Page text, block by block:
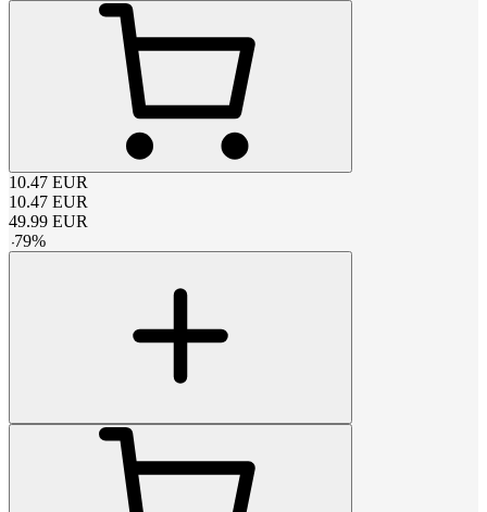
10.47 EUR
10.47 EUR
49.99 EUR
-79%